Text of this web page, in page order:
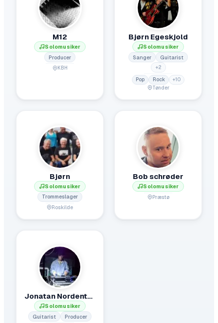
M12
Solomusiker
Producer
KBH
Bjørn Egeskjold
Solomusiker
Sanger
Guitarist
+2
Pop Rock +10
Tønder
Bjørn
Solomusiker
Trommeslager
Roskilde
Bob schrøder
Solomusiker
Præstø
Jonatan Nordentoft de Regt
Solomusiker
Guitarist
Producer